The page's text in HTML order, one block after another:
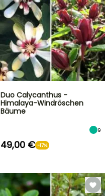
Duo Calycanthus -
Himalaya-Windröschen
Bäume
9
49,00 € -17%